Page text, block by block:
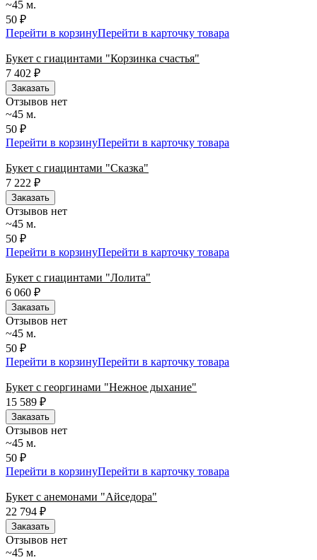
~45 м.
50 ₽
Перейти в корзинуПерейти в карточку товара
Букет с гиацинтами "Корзинка счастья"
7 402 ₽
Заказать
Отзывов нет
~45 м.
50 ₽
Перейти в корзинуПерейти в карточку товара
Букет с гиацинтами "Сказка"
7 222 ₽
Заказать
Отзывов нет
~45 м.
50 ₽
Перейти в корзинуПерейти в карточку товара
Букет с гиацинтами "Лолита"
6 060 ₽
Заказать
Отзывов нет
~45 м.
50 ₽
Перейти в корзинуПерейти в карточку товара
Букет с георгинами "Нежное дыхание"
15 589 ₽
Заказать
Отзывов нет
~45 м.
50 ₽
Перейти в корзинуПерейти в карточку товара
Букет с анемонами "Айседора"
22 794 ₽
Заказать
Отзывов нет
~45 м.